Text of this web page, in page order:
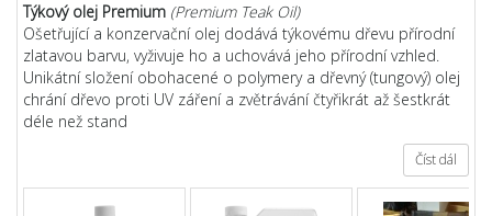
Týkový olej Premium (Premium Teak Oil)
Ošetřující a konzervační olej dodává týkovému dřevu přírodní
zlatavou barvu, vyživuje ho a uchovává jeho přírodní vzhled.
Unikátní složení obohacené o polymery a dřevný (tungový) olej
chrání dřevo proti UV záření a zvětrávání čtyřikrát až šestkrát
déle než stand
Číst dál